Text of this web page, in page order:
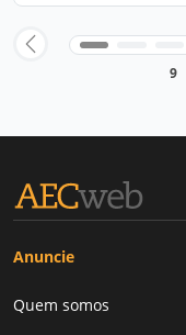
9
Anuncie
Quem somos